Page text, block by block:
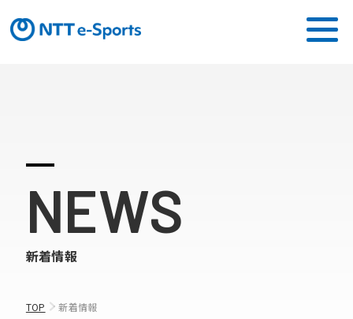
ピックアップ
CONTACT
NEWS
新着情報
TOP 新着情報